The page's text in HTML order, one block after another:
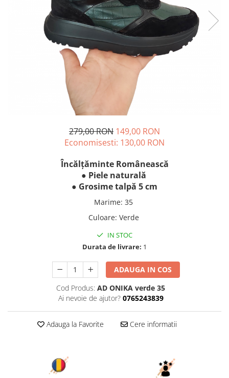
279,00 RON 149,00 RON
Economisesti: 130,00 RON
Încălțăminte Românească
● Piele naturală
● Grosime talpă 5 cm
Marime: 35
Culoare: Verde
IN STOC
Durata de livrare: 1
ADAUGA IN COS
Cod Produs: AD ONIKA verde 35
Ai nevoie de ajutor? 0765243839
Adauga la Favorite Cere informatii